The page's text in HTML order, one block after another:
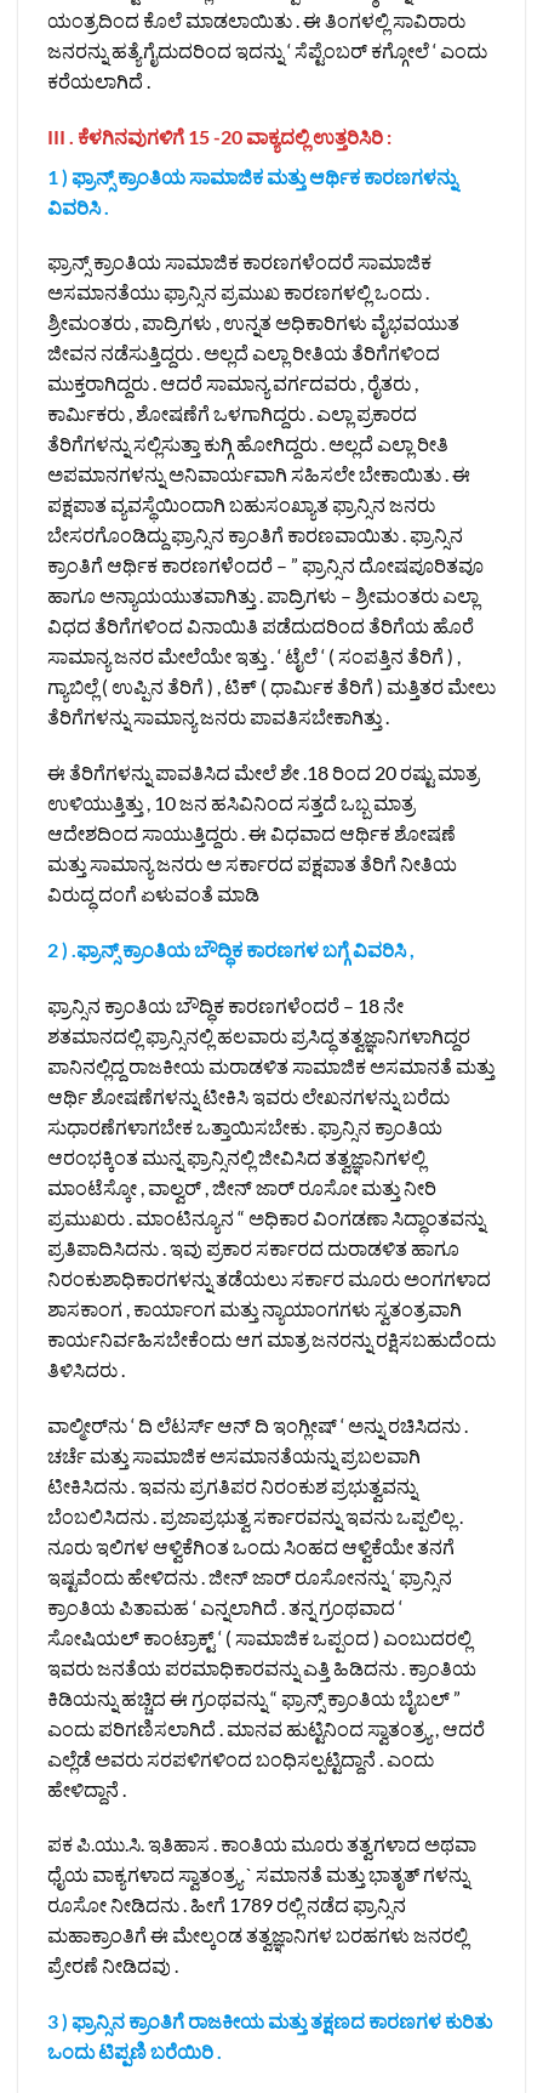
ಯಂತ್ರದಿಂದ ಕೊಲೆ ಮಾಡಲಾಯಿತು . ಈ ತಿಂಗಳಲ್ಲಿ ಸಾವಿರಾರು
ಜನರನ್ನು ಹತ್ಯೆಗೈದುದರಿಂದ ಇದನ್ನು ‘ ಸೆಪ್ಟೆಂಬರ್ ಕಗ್ಗೋಲೆ ‘ ಎಂದು
ಕರೆಯಲಾಗಿದೆ .
III . ಕೆಳಗಿನವುಗಳಿಗೆ 15 -20 ವಾಕ್ಯದಲ್ಲಿ ಉತ್ತರಿಸಿರಿ :
1 ) ಫ್ರಾನ್ಸ್ ಕ್ರಾಂತಿಯ ಸಾಮಾಜಿಕ ಮತ್ತು ಆರ್ಥಿಕ ಕಾರಣಗಳನ್ನು
ವಿವರಿಸಿ .
ಫ್ರಾನ್ಸ್ ಕ್ರಾಂತಿಯ ಸಾಮಾಜಿಕ ಕಾರಣಗಳೆಂದರೆ ಸಾಮಾಜಿಕ
ಅಸಮಾನತೆಯು ಫ್ರಾನ್ಸಿನ ಪ್ರಮುಖ ಕಾರಣಗಳಲ್ಲಿ ಒಂದು .
ಶ್ರೀಮಂತರು , ಪಾದ್ರಿಗಳು , ಉನ್ನತ ಅಧಿಕಾರಿಗಳು ವೈಭವಯುತ
ಜೀವನ ನಡೆಸುತ್ತಿದ್ದರು . ಅಲ್ಲದೆ ಎಲ್ಲಾ ರೀತಿಯ ತೆರಿಗೆಗಳಿಂದ
ಮುಕ್ತರಾಗಿದ್ದರು . ಆದರೆ ಸಾಮಾನ್ಯ ವರ್ಗದವರು , ರೈತರು ,
ಕಾರ್ಮಿಕರು , ಶೋಷಣೆಗೆ ಒಳಗಾಗಿದ್ದರು . ಎಲ್ಲಾ ಪ್ರಕಾರದ
ತೆರಿಗೆಗಳನ್ನು ಸಲ್ಲಿಸುತ್ತಾ ಕುಗ್ಗಿ ಹೋಗಿದ್ದರು . ಅಲ್ಲದೆ ಎಲ್ಲಾ ರೀತಿ
ಅಪಮಾನಗಳನ್ನು ಅನಿವಾರ್ಯವಾಗಿ ಸಹಿಸಲೇ ಬೇಕಾಯಿತು . ಈ
ಪಕ್ಷಪಾತ ವ್ಯವಸ್ಥೆಯಿಂದಾಗಿ ಬಹುಸಂಖ್ಯಾತ ಫ್ರಾನ್ಸಿನ ಜನರು
ಬೇಸರಗೊಂಡಿದ್ದು ಫ್ರಾನ್ಸಿನ ಕ್ರಾಂತಿಗೆ ಕಾರಣವಾಯಿತು . ಫ್ರಾನ್ಸಿನ
ಕ್ರಾಂತಿಗೆ ಆರ್ಥಿಕ ಕಾರಣಗಳೆಂದರೆ – ” ಫ್ರಾನ್ಸಿನ ದೋಷಪೂರಿತವೂ
ಹಾಗೂ ಅನ್ಯಾಯಯುತವಾಗಿತ್ತು . ಪಾದ್ರಿಗಳು – ಶ್ರೀಮಂತರು ಎಲ್ಲಾ
ವಿಧದ ತೆರಿಗೆಗಳಿಂದ ವಿನಾಯಿತಿ ಪಡೆದುದರಿಂದ ತೆರಿಗೆಯ ಹೊರೆ
ಸಾಮಾನ್ಯ ಜನರ ಮೇಲೆಯೇ ಇತ್ತು . ‘ ಟೈಲೆ ‘ ( ಸಂಪತ್ತಿನ ತೆರಿಗೆ ) ,
ಗ್ಯಾಬಿಲ್ಲೆ ( ಉಪ್ಪಿನ ತೆರಿಗೆ ) , ಟಿಕ್ ( ಧಾರ್ಮಿಕ ತೆರಿಗೆ ) ಮತ್ತಿತರ ಮೇಲು
ತೆರಿಗೆಗಳನ್ನು ಸಾಮಾನ್ಯ ಜನರು ಪಾವತಿಸಬೇಕಾಗಿತ್ತು .
ಈ ತೆರಿಗೆಗಳನ್ನು ಪಾವತಿಸಿದ ಮೇಲೆ ಶೇ .18 ರಿಂದ 20 ರಷ್ಟು ಮಾತ್ರ
ಉಳಿಯುತ್ತಿತ್ತು , 10 ಜನ ಹಸಿವಿನಿಂದ ಸತ್ತದೆ ಒಬ್ಬ ಮಾತ್ರ
ಆದೇಶದಿಂದ ಸಾಯುತ್ತಿದ್ದರು . ಈ ವಿಧವಾದ ಆರ್ಥಿಕ ಶೋಷಣೆ
ಮತ್ತು ಸಾಮಾನ್ಯ ಜನರು ಅ ಸರ್ಕಾರದ ಪಕ್ಷಪಾತ ತೆರಿಗೆ ನೀತಿಯ
ವಿರುದ್ಧ ದಂಗೆ ಏಳುವಂತೆ ಮಾಡಿ
2 ) .ಫ್ರಾನ್ಸ್‌ ಕ್ರಾಂತಿಯ ಬೌದ್ಧಿಕ ಕಾರಣಗಳ ಬಗ್ಗೆ ವಿವರಿಸಿ ,
ಫ್ರಾನ್ಸಿನ ಕ್ರಾಂತಿಯ ಬೌದ್ಧಿಕ ಕಾರಣಗಳೆಂದರೆ – 18 ನೇ
ಶತಮಾನದಲ್ಲಿ ಫ್ರಾನ್ಸಿನಲ್ಲಿ ಹಲವಾರು ಪ್ರಸಿದ್ಧ ತತ್ವಜ್ಞಾನಿಗಳಾಗಿದ್ದರ
ಪಾನಿನಲ್ಲಿದ್ದ ರಾಜಕೀಯ ಮರಾಡಳಿತ ಸಾಮಾಜಿಕ ಅಸಮಾನತೆ ಮತ್ತು
ಆರ್ಥಿ ಶೋಷಣೆಗಳನ್ನು ಟೀಕಿಸಿ ಇವರು ಲೇಖನಗಳನ್ನು ಬರೆದು
ಸುಧಾರಣೆಗಳಾಗಬೇಕ ಒತ್ತಾಯಿಸಬೇಕು . ಫ್ರಾನ್ಸಿನ ಕ್ರಾಂತಿಯ
ಆರಂಭಕ್ಕಿಂತ ಮುನ್ನ ಫ್ರಾನ್ಸಿನಲ್ಲಿ ಜೀವಿಸಿದ ತತ್ವಜ್ಞಾನಿಗಳಲ್ಲಿ
ಮಾಂಟೆಸ್ಕೋ , ವಾಲ್ವರ್ , ಜೀನ್ ಜಾರ್ ರೂಸೋ ಮತ್ತು ನೀರಿ
ಪ್ರಮುಖರು . ಮಾಂಟಿನ್ಯೂನ “ ಅಧಿಕಾರ ವಿಂಗಡಣಾ ಸಿದ್ಧಾಂತವನ್ನು
ಪ್ರತಿಪಾದಿಸಿದನು . ಇವು ಪ್ರಕಾರ ಸರ್ಕಾರದ ದುರಾಡಳಿತ ಹಾಗೂ
ನಿರಂಕುಶಾಧಿಕಾರಗಳನ್ನು ತಡೆಯಲು ಸರ್ಕಾರ ಮೂರು ಅಂಗಗಳಾದ
ಶಾಸಕಾಂಗ , ಕಾರ್ಯಾಂಗ ಮತ್ತು ನ್ಯಾಯಾಂಗಗಳು ಸ್ವತಂತ್ರವಾಗಿ
ಕಾರ್ಯನಿರ್ವಹಿಸಬೇಕೆಂದು ಆಗ ಮಾತ್ರ ಜನರನ್ನು ರಕ್ಷಿಸಬಹುದೆಂದು
ತಿಳಿಸಿದರು .
ವಾಲ್ಮೀರ್‌ನು ‘ ದಿ ಲೆಟರ್ಸ್ ಆನ್ ದಿ ಇಂಗ್ಲೀಷ್ ‘ ಅನ್ನು ರಚಿಸಿದನು .
ಚರ್ಚೆ ಮತ್ತು ಸಾಮಾಜಿಕ ಅಸಮಾನತೆಯನ್ನು ಪ್ರಬಲವಾಗಿ
ಟೀಕಿಸಿದನು . ಇವನು ಪ್ರಗತಿಪರ ನಿರಂಕುಶ ಪ್ರಭುತ್ವವನ್ನು
ಬೆಂಬಲಿಸಿದನು . ಪ್ರಜಾಪ್ರಭುತ್ವ ಸರ್ಕಾರವನ್ನು ಇವನು ಒಪ್ಪಲಿಲ್ಲ .
ನೂರು ಇಲಿಗಳ ಆಳ್ವಿಕೆಗಿಂತ ಒಂದು ಸಿಂಹದ ಆಳ್ವಿಕೆಯೇ ತನಗೆ
ಇಷ್ಟವೆಂದು ಹೇಳಿದನು . ಜೀನ್‌ ಜಾರ್‌ ರೂಸೋನನ್ನು ‘ ಫ್ರಾನ್ಸಿನ
ಕ್ರಾಂತಿಯ ಪಿತಾಮಹ ‘ ಎನ್ನಲಾಗಿದೆ . ತನ್ನ ಗ್ರಂಥವಾದ ‘
ಸೋಷಿಯಲ್ ಕಾಂಟ್ರಾಕ್ಟ್ ‘ ( ಸಾಮಾಜಿಕ ಒಪ್ಪಂದ ) ಎಂಬುದರಲ್ಲಿ
ಇವರು ಜನತೆಯ ಪರಮಾಧಿಕಾರವನ್ನು ಎತ್ತಿ ಹಿಡಿದನು . ಕ್ರಾಂತಿಯ
ಕಿಡಿಯನ್ನು ಹಚ್ಚಿದ ಈ ಗ್ರಂಥವನ್ನು “ ಫ್ರಾನ್ಸ್ ಕ್ರಾಂತಿಯ ಬೈಬಲ್ ”
ಎಂದು ಪರಿಗಣಿಸಲಾಗಿದೆ . ಮಾನವ ಹುಟ್ಟಿನಿಂದ ಸ್ವಾತಂತ್ರ್ಯ , ಆದರೆ
ಎಲ್ಲೆಡೆ ಅವರು ಸರಪಳಿಗಳಿಂದ ಬಂಧಿಸಲ್ಪಟ್ಟಿದ್ದಾನೆ . ಎಂದು
ಹೇಳಿದ್ದಾನೆ .
ಪಕ ಪಿ.ಯು.ಸಿ. ಇತಿಹಾಸ . ಕಾಂತಿಯ ಮೂರು ತತ್ವಗಳಾದ ಅಥವಾ
ಧೈಯ ವಾಕ್ಯಗಳಾದ ಸ್ವಾತಂತ್ರ್ಯ ` ಸಮಾನತೆ ಮತ್ತು ಭಾತೃತ್ ಗಳನ್ನು
ರೂಸೋ ನೀಡಿದನು . ಹೀಗೆ 1789 ರಲ್ಲಿ ನಡೆದ ಫ್ರಾನ್ಸಿನ
ಮಹಾಕ್ರಾಂತಿಗೆ ಈ ಮೇಲ್ಕಂಡ ತತ್ವಜ್ಞಾನಿಗಳ ಬರಹಗಳು ಜನರಲ್ಲಿ
ಪ್ರೇರಣೆ ನೀಡಿದವು .
3 ) ಫ್ರಾನ್ಸಿನ ಕ್ರಾಂತಿಗೆ ರಾಜಕೀಯ ಮತ್ತು ತಕ್ಷಣದ ಕಾರಣಗಳ ಕುರಿತು
ಒಂದು ಟಿಪ್ಪಣಿ ಬರೆಯಿರಿ .